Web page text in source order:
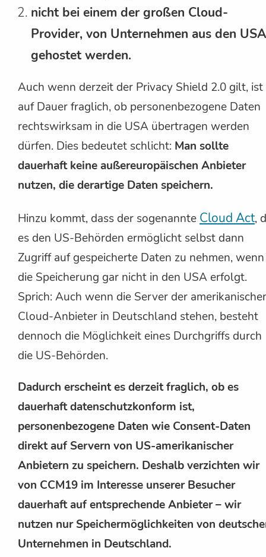
nicht bei einem der großen Cloud-
Provider, von Unternehmen aus den
gehostet werden.
Auch wenn derzeit der Privacy Shield 2.0 gilt, ist
auf Dauer fraglich, ob personenbezogene Daten
rechtswirksam in die USA übertragen werden
dürfen. Dies bedeutet schlicht: Man sollte
dauerhaft keine außereuropäischen Anbieter
nutzen, die derartige Daten speichern.
Hinzu kommt, dass der sogenannte Cloud Act,
es den US-Behörden ermöglicht selbst dann
Zugriff auf gespeicherte Daten zu nehmen, wenn
die Speicherung gar nicht in den USA erfolgt.
Sprich: Auch wenn die Server der
Cloud-Anbieter in Deutschland stehen, besteht
dennoch die Möglichkeit eines Durchgriffs durch
die US-Behörden.
Dadurch erscheint es derzeit fraglich, ob es
dauerhaft datenschutzkonform ist,
personenbezogene Daten wie Consent-Daten
direkt auf Servern von US-amerikanischer
Anbietern zu speichern. Deshalb verzichten wir
von CCM19 im Interesse unserer Besucher
dauerhaft auf entsprechende Anbieter – wir
nutzen nur Speichermöglichkeiten von
Unternehmen in Deutschland.